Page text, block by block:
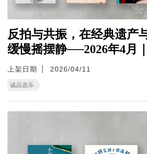
反拍与共振，在经典遗产
缓慢摇摆静──2026年4月
上架日期 2026/04/11
诚品选乐